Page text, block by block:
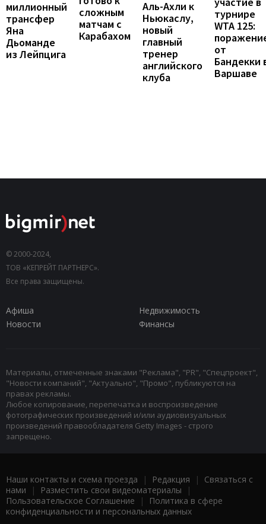
миллионный
трансфер
Яна
Дьоманде
из Лейпцига
сложным
матчам с
Карабахом
Аль-Ахли к
Ньюкаслу,
новый
главный
тренер
английского
клуба
турнире
WTA 125:
от
Бандекки
Варшаве
© 2000-2024,
ТОВ «КЕПРЕЙТ ПАРТНЕРС».
Все права защищены.
Афиша
Недвижимость
Новости
Финансы
Материалы, отмеченные знаками "Реклама", "PR", "Спецпроект",
"Новости компаний", "Актуально", "Промо", публикуются на
правах рекламы.
Любое копирование, перепечатка и воспроизведение
фотографических произведений и/или аудиовизуальных
произведений правообладателя Getty Images - строго
запрещено.
Наши контакты и схема проезда | Редакция | Связаться с
нами | Разместить свои видеоматериалы |
Пользовательское Соглашение |
Политика в сфере
конфиденциальности и персональных данных